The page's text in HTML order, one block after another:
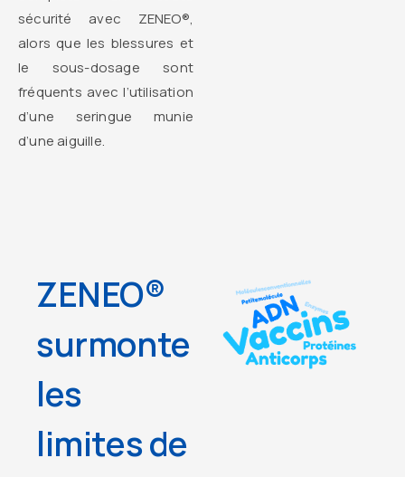
sécurité avec ZENEO®,
alors que les blessures et
le sous-dosage sont
fréquents avec l’utilisation
d’une seringue munie
d’une aiguille.
ZENEO®
surmonte
les
limites de